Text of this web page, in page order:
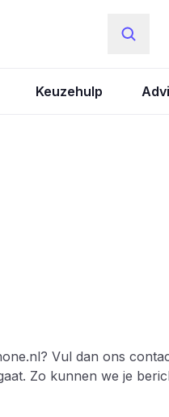
Keuzehulp
Vul dan ons
Zo kunnen we je